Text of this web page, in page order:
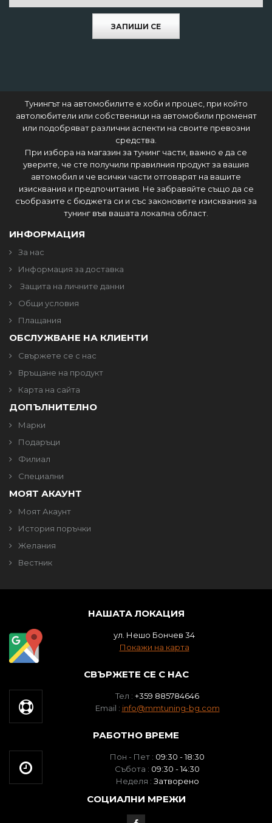
ЗАПИШИ СЕ
Тунингът на автомобилите е хоби и процес, при който
автолюбители или собственици на автомобили променят
или подобряват различни аспекти на своите превозни
средства.
При избора на магазин за тунинг части, важно е да се
уверите, че сте получили правилния продукт за вашия
автомобил и че всички части отговарят на вашите
изисквания и предпочитания. Не забравяйте също да се
съобразите с бюджета си и със законовите изисквания за
тунинг във вашата локална област.
ИНФОРМАЦИЯ
За нас
Информация за доставка
Защита на личните данни
Общи условия
Плащания
ОБСЛУЖВАНЕ НА КЛИЕНТИ
Свържете се с нас
Връщане на продукт
Карта на сайта
ДОПЪЛНИТЕЛНО
Марки
Подаръци
Филиал
Специални
МОЯТ АКАУНТ
Моят Акаунт
История поръчки
Желания
Вестник
НАШАТА ЛОКАЦИЯ
ул. Нешо Бончев 34
Покажи на карта
СВЪРЖЕТЕ СЕ С НАС
Тел : +359 885784646
Email : info@mmtuning-bg.com
РАБОТНО ВРЕМЕ
Пон - Пет : 09:30 - 18:30
Събота : 09:30 - 14:30
Неделя : Затворено
СОЦИАЛНИ МРЕЖИ